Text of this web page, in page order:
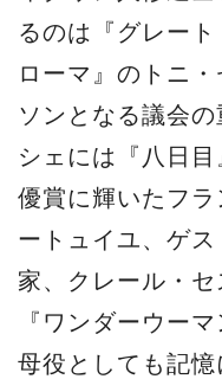
るのは『グレー
ローマ』のトニ
ソンとなる議会
シェには『八日
優賞に輝いたフ
ートュイユ、ゲ
家、クレール・
『ワンダーウー
母役としても記